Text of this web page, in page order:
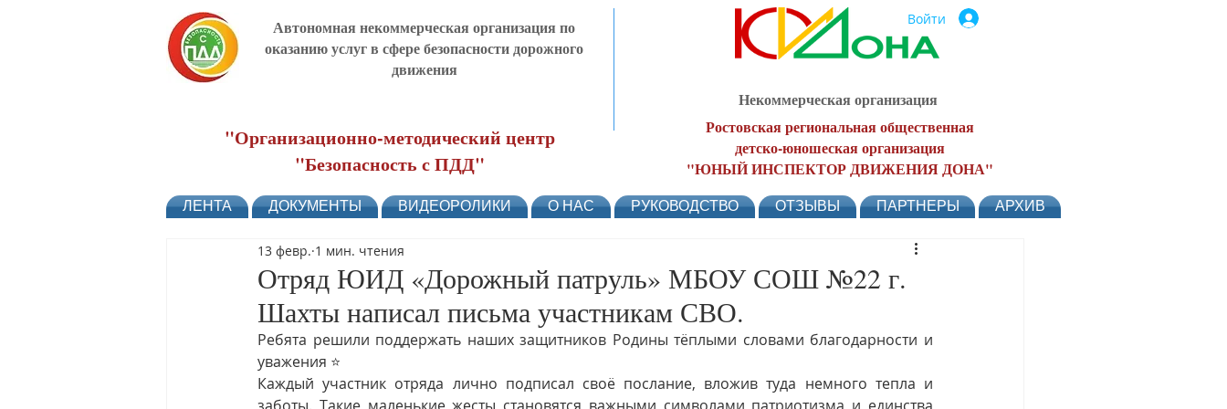
Автономная некоммерческая организация по
оказанию услуг в сфере безопасности дорожного
движения
"Организационно-методический центр
"Безопасность с ПДД"
Войти
Некоммерческая организация
Ростовская региональная общественная
детско-юношеская организация
"ЮНЫЙ ИНСПЕКТОР ДВИЖЕНИЯ ДОНА"
ЛЕНТА ДОКУМЕНТЫ ВИДЕОРОЛИКИ О НАС РУКОВОДСТВО ОТЗЫВЫ ПАРТНЕРЫ АРХИВ
Отряд ЮИД «Дорожный патруль» МБОУ СОШ №22 г.
Шахты написал письма участникам СВО.
13 февр. 1 мин. чтения
Ребята решили поддержать наших защитников Родины тёплыми словами благодарности и
уважения ⭐️
Каждый участник отряда лично подписал своё послание, вложив туда немного тепла и